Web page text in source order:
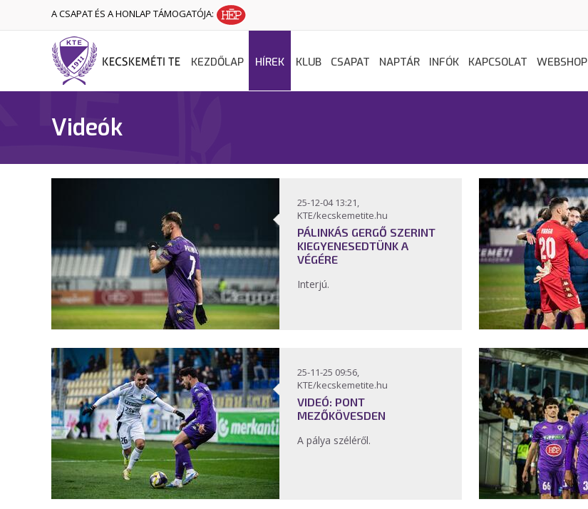
A CSAPAT ÉS A HONLAP TÁMOGATÓJA:
KEZDŐLAP HÍREK KLUB CSAPAT NAPTÁR INFÓK KAPCSOLAT WEBSHOP
Videók
25-12-04 13:21,
KTE/kecskemetite.hu
PÁLINKÁS GERGŐ SZERINT
KIEGYENESEDTÜNK A
VÉGÉRE
Interjú.
25-11-25 09:56,
KTE/kecskemetite.hu
VIDEÓ: PONT
MEZŐKÖVESDEN
A pálya széléről.